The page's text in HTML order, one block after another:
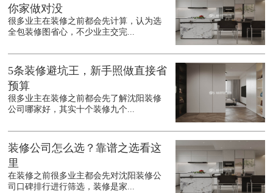
你家做对没
很多业主在装修之前都会先计算，认为选
全包装修图省心，不少业主交完...
5条装修避坑王，新手照做直接省
预算
很多业主在装修之前都会先了解沈阳装修
公司哪家好，其实十个装修九个...
装修公司怎么选？靠谱之选看这
里
在装修之前很多业主都会先对沈阳装修公
司口碑排行进行筛选，装修是家...